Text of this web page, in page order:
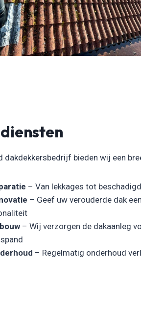
dakdekkersbedrijf bieden wij een
– Van lekkages tot
– Geef uw verouderde dak
– Wij verzorgen de dakaanleg
– Regelmatig onderhoud